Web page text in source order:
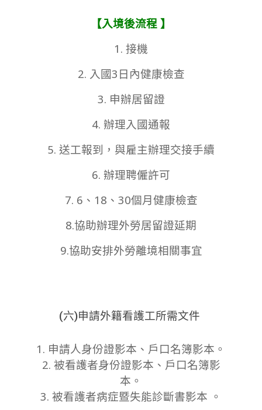
【入境後流程 】
1. 接機
2. 入國3日內健康檢查
3. 申辦居留證
4. 辦理入國通報
5. 送工報到，與雇主辦理交接手續
6. 辦理聘僱許可
7. 6、18、30個月健康檢查
8.協助辦理外勞居留證延期
9.協助安排外勞離境相關事宜
(六)申請外籍看護工所需文件
1. 申請人身份證影本、戶口名簿影本。
2. 被看護者身份證影本、戶口名簿影
本。
3. 被看護者病症暨失能診斷書影本 。